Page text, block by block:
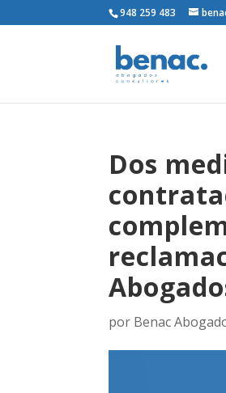
948 259 483
Dos
por Benac